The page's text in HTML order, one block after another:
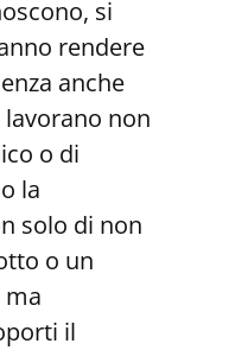
si
rendere
anche
non
o di
la
solo di non
o un
ma
il